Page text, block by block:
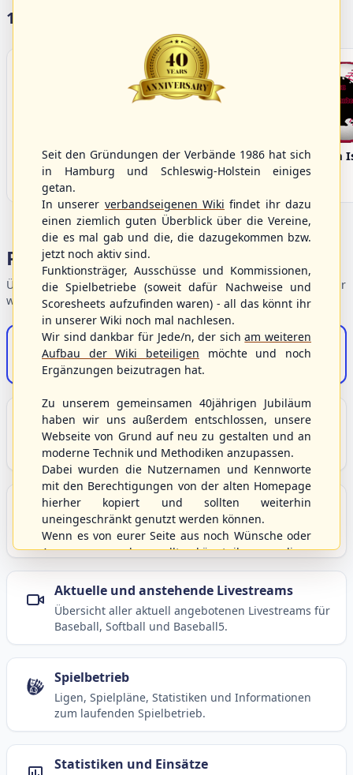
17 Vereine im S/HBV
Bargenstedt
Beavers
Elmshorn Alligators Fehmarn
Portalbereiche
Übersicht der Verbandsbereiche – wählen Sie einen Einstieg für
weiterführende Informationen.
S/HBV-Shop
Der Onlineshop des S/HBV
Unser Sport
Grundlagen und Hintergründe zu Baseball, Softball
und Baseball5.
Berichte und Neuigkeiten
Aktuelle Meldungen, Berichte und Nachrichten aus
dem S/HBV, Deutschland und der Welt.
Aktuelle und anstehende Livestreams
Übersicht aller aktuell angebotenen Livestreams für
Baseball, Softball und Baseball5.
Spielbetrieb
Ligen, Spielpläne, Statistiken und Informationen
zum laufenden Spielbetrieb.
Statistiken und Einsätze
Seit den Gründungen der Verbände 1986 hat sich
in Hamburg und Schleswig-Holstein einiges
getan.
In unserer verbandseigenen Wiki findet ihr dazu
einen ziemlich guten Überblick über die Vereine,
die es mal gab und die, die dazugekommen bzw.
jetzt noch aktiv sind.
Funktionsträger, Ausschüsse und Kommissionen,
die Spielbetriebe (soweit dafür Nachweise und
Scoresheets aufzufinden waren) - all das könnt ihr
in unserer Wiki noch mal nachlesen.
Wir sind dankbar für Jede/n, der sicham weiteren
Aufbau der Wiki beteiligen möchte und noch
Ergänzungen beizutragen hat.
Zu unserem gemeinsamen 40jährigen Jubiläum
haben wir uns außerdem entschlossen, unsere
Webseite von Grund auf neu zu gestalten und an
moderne Technik und Methodiken anzupassen.
Dabei wurden die Nutzernamen und Kennworte
mit den Berechtigungen von der alten Homepage
hierher kopiert und sollten weiterhin
uneingeschränkt genutzt werden können.
Wenn es von eurer Seite aus noch Wünsche oder
Anregungen geben sollte, könnt ihr uns diese
gerne an die Verbandsadresseinfo@shbvnet.de
schicken.